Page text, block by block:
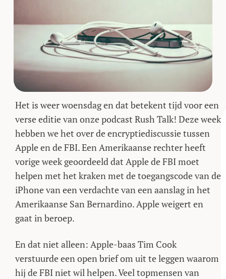
Het is weer woensdag en dat betekent tijd voor een
verse editie van onze podcast Rush Talk! Deze week
hebben we het over de encryptiediscussie tussen
Apple en de FBI. Een Amerikaanse rechter heeft
vorige week geoordeeld dat Apple de FBI moet
helpen met het kraken met de toegangscode van de
iPhone van een verdachte van een aanslag in het
Amerikaanse San Bernardino. Apple weigert en
gaat in beroep.
En dat niet alleen: Apple-baas Tim Cook
verstuurde een open brief om uit te leggen waarom
hij de FBI niet wil helpen. Veel topmensen van